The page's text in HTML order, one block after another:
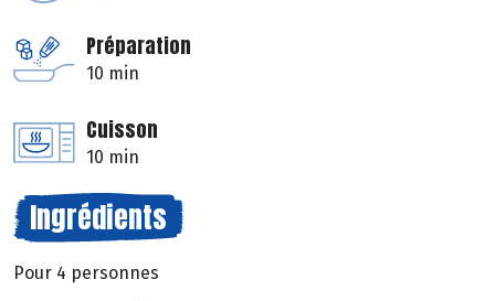
Préparation
10 min
Cuisson
10 min
Ingrédients
Pour 4 personnes